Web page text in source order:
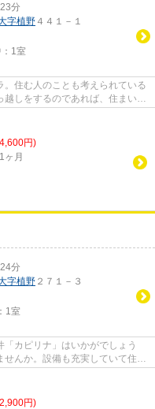
分
字植野 ４４１－１
1室
住む人のことも考えられている
しをするのであれば、住まい探
円)
ヶ月
分
字植野 ２７１－３
1室
カピリナ」はいかがでしょう
んか。設備も充実していて住み
円)